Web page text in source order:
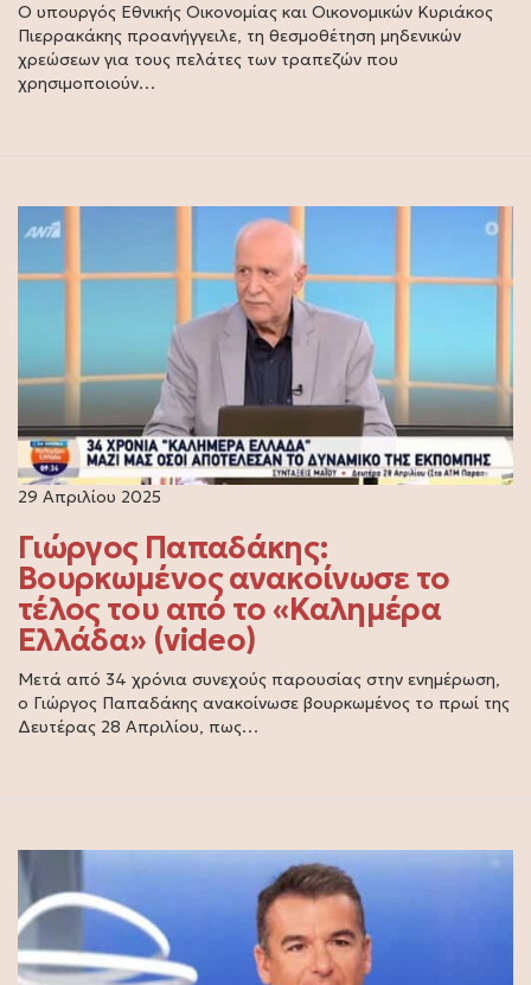
Ο υπουργός Εθνικής Οικονομίας και Οικονομικών Κυριάκος
Πιερρακάκης προανήγγειλε, τη θεσμοθέτηση μηδενικών
χρεώσεων για τους πελάτες των τραπεζών που
χρησιμοποιούν…
29 Απριλίου 2025
Γιώργος Παπαδάκης:
Βουρκωμένος ανακοίνωσε το
τέλος του από το «Καλημέρα
Ελλάδα» (video)
Μετά από 34 χρόνια συνεχούς παρουσίας στην ενημέρωση,
ο Γιώργος Παπαδάκης ανακοίνωσε βουρκωμένος το πρωί της
Δευτέρας 28 Απριλίου, πως…